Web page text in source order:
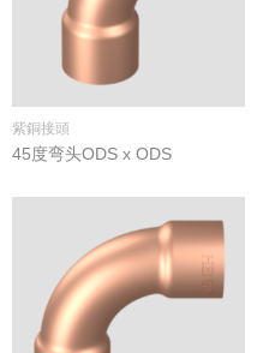
紫銅接頭
45度弯头ODS x ODS